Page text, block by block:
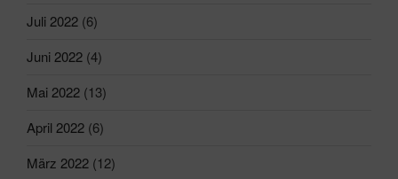
Juli 2022 (6)
Juni 2022 (4)
Mai 2022 (13)
April 2022 (6)
März 2022 (12)